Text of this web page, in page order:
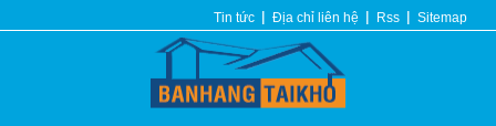
Tin tức Địa chỉ liên hệ Rss Sitemap